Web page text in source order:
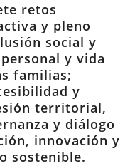
retos
y pleno
social y
y vida
familias;
y
territorial,
y diálogo
innovación y
sostenible.